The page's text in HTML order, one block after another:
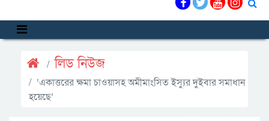
লিড নিউজ
‘একাত্তরের ক্ষমা চাওয়াসহ অমীমাংসিত ইস্যুর দুইবার সমাধান
হয়েছে’